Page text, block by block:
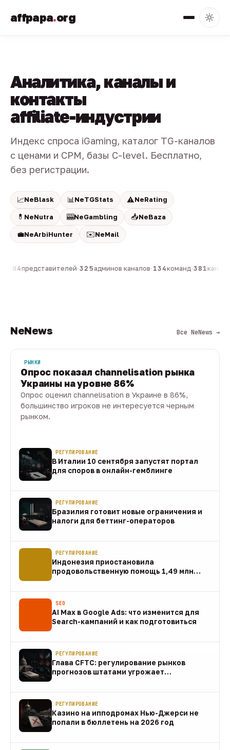
affpapa.org
Аналитика, каналы и
контакты
affiliate-индустрии
Индекс спроса iGaming, каталог TG-каналов
с ценами и CPM, базы C-level. Бесплатно,
без регистрации.
📈NeBlask 📊 NeTGStats ⚠️NeRating
💊 NeNutra 🎰NeGambling 📥NeBaza
💼NeArbiHunter ✉️NeMail
804представителей·325админов каналов·134команд·381
NeNews Все NeNews →
РЫНКИ
Опрос показал channelisation рынка
Украины на уровне 86%
Опрос оценил channelisation в Украине в 86%,
большинство игроков не интересуется черным
рынком.
РЕГУЛИРОВАНИЕ
В Италии 10 сентября запустят портал
для споров в онлайн-гемблинге
РЕГУЛИРОВАНИЕ
Бразилия готовит новые ограничения и
налоги для беттинг-операторов
РЕГУЛИРОВАНИЕ
Индонезия приостановила
продовольственную помощь 1,49 млн
SEO
AI Max в Google Ads: что изменится для
Search-кампаний и как подготовиться
РЕГУЛИРОВАНИЕ
Глава CFTC: регулирование рынков
прогнозов штатами угрожает
РЕГУЛИРОВАНИЕ
Казино на ипподромах Нью-Джерси не
попали в бюллетень на 2026 год